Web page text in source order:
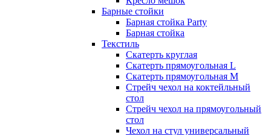
Барные стойки
Барная стойка Party
Барная стойка
Текстиль
Скатерть круглая
Скатерть прямоугольная L
Скатерть прямоугольная M
Стрейч чехол на коктейльный
стол
Стрейч чехол на прямоугольный
стол
Чехол на стул универсальный